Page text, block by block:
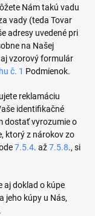
Nám takú vadu
vady (teda Tovar
adresy uvedené pri
na Našej
vzorový formulár
č. 1 Podmienok.
reklamáciu
identifikačné
dostať vyrozumie o
ktorý z nárokov zo
7.5.4. až7.5.8., si
aj doklad o kúpe
jeho kúpy u Nás,